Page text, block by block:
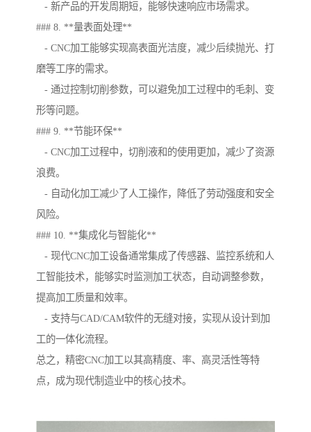
- 新产品的开发周期短，能够快速响应市场需求。
### 8. **量表面处理**
- CNC加工能够实现高表面光洁度，减少后续抛光、打
磨等工序的需求。
- 通过控制切削参数，可以避免加工过程中的毛刺、变
形等问题。
### 9. **节能环保**
- CNC加工过程中，切削液和的使用更加，减少了资源
浪费。
- 自动化加工减少了人工操作，降低了劳动强度和安全
风险。
### 10. **集成化与智能化**
- 现代CNC加工设备通常集成了传感器、监控系统和人
工智能技术，能够实时监测加工状态，自动调整参数，
提高加工质量和效率。
- 支持与CAD/CAM软件的无缝对接，实现从设计到加
工的一体化流程。
总之，精密CNC加工以其高精度、率、高灵活性等特
点，成为现代制造业中的核心技术。